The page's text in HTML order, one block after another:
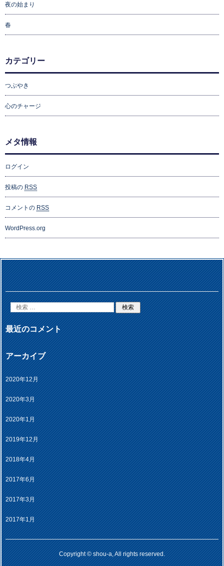
夜の始まり
春
カテゴリー
つぶやき
心のチャージ
メタ情報
ログイン
投稿の RSS
コメントの RSS
WordPress.org
最近のコメント
アーカイブ
2020年12月
2020年3月
2020年1月
2019年12月
2018年4月
2017年6月
2017年3月
2017年1月
Copyright © shou-a, All rights reserved.